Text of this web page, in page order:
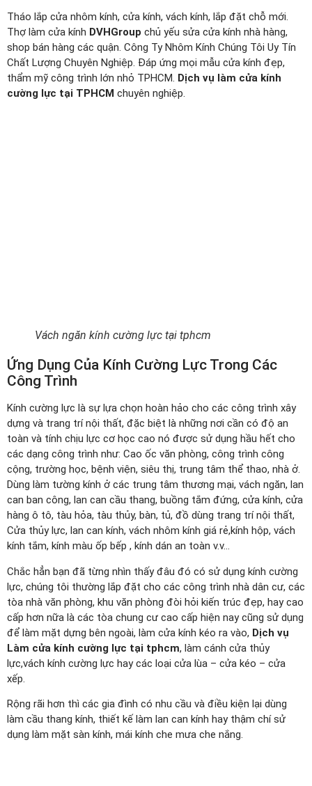
Tháo lắp cửa nhôm kính, cửa kính, vách kính, lắp đặt chỗ mới.
Thợ làm cửa kính DVHGroup chủ yếu sửa cửa kính nhà hàng,
shop bán hàng các quận. Công Ty Nhôm Kính Chúng Tôi Uy Tín
Chất Lượng Chuyên Nghiệp. Đáp ứng mọi mẫu cửa kính đẹp,
thẩm mỹ công trình lớn nhỏ TPHCM. Dịch vụ làm cửa kính
cường lực tại TPHCM chuyên nghiệp.
Vách ngăn kính cường lực tại tphcm
Ứng Dụng Của Kính Cường Lực Trong Các
Công Trình
Kính cường lực là sự lựa chọn hoàn hảo cho các công trình xây
dựng và trang trí nội thất, đặc biệt là những nơi cần có độ an
toàn và tính chịu lực cơ học cao nó được sử dụng hầu hết cho
các dạng công trình như: Cao ốc văn phòng, công trình công
cộng, trường học, bệnh viện, siêu thị, trung tâm thể thao, nhà ở.
Dùng làm tường kính ở các trung tâm thương mại, vách ngăn, lan
can ban công, lan can cầu thang, buồng tắm đứng, cửa kính, cửa
hàng ô tô, tàu hỏa, tàu thủy, bàn, tủ, đồ dùng trang trí nội thất,
Cửa thủy lực, lan can kính, vách nhôm kính giá rẻ,kính hộp, vách
kính tắm, kính màu ốp bếp , kính dán an toàn v.v…
Chắc hẳn bạn đã từng nhìn thấy đâu đó có sử dụng kính cường
lực, chúng tôi thường lắp đặt cho các công trình nhà dân cư, các
tòa nhà văn phòng, khu văn phòng đòi hỏi kiến trúc đẹp, hay cao
cấp hơn nữa là các tòa chung cư cao cấp hiện nay cũng sử dụng
để làm mặt dựng bên ngoài, làm cửa kính kéo ra vào, Dịch vụ
Làm cửa kính cường lực tại tphcm, làm cánh cửa thủy
lực,vách kính cường lực hay các loại cửa lùa – cửa kéo – cửa
xếp.
Rộng rãi hơn thì các gia đình có nhu cầu và điều kiện lại dùng
làm cầu thang kính, thiết kế làm lan can kính hay thậm chí sử
dụng làm mặt sàn kính, mái kính che mưa che nắng.